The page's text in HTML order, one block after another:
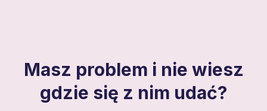
Masz problem i nie wiesz
gdzie się z nim udać?